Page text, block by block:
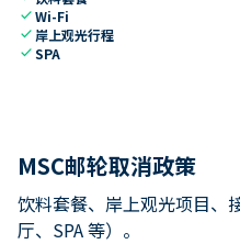
checkWi-Fi
check 岸上观光行程
checkSPA
MSC邮轮取消政策
饮料套餐、岸上观光项目、
厅、SPA 等）。